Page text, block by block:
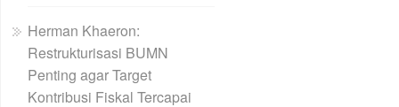
Herman Khaeron:
Restrukturisasi BUMN
Penting agar Target
Kontribusi Fiskal Tercapai